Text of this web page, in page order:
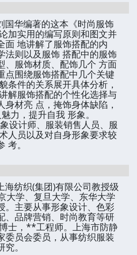
国华编著的这本《时尚服饰
加实用的编写原则和图文并
面 地讲解了服饰搭配的内
法则以及服饰 搭配中的服饰
、服饰材质、配饰几个 方面
点围绕服饰搭配中几个关键
条件的关系展开具体分析，
解服饰搭配的个性化选择与
身材亮 点，掩饰身体缺陷，
力，提升自我 形象。
设计师、服装销售人员、服
人员以及对自身形象要求较
考。
海纺织(集团)有限公司教授级
大学、复旦大学、东华大学
。主要从事形象设计、色彩
、品牌营销、时尚教育等研
士，**工程师。上海市防静
委员会委员，从事纺织服装
。